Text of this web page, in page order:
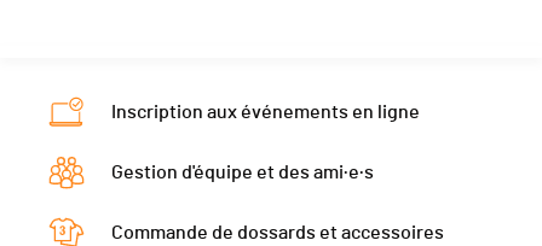
Inscription aux événements en ligne
Gestion d'équipe et des ami·e·s
Commande de dossards et accessoires